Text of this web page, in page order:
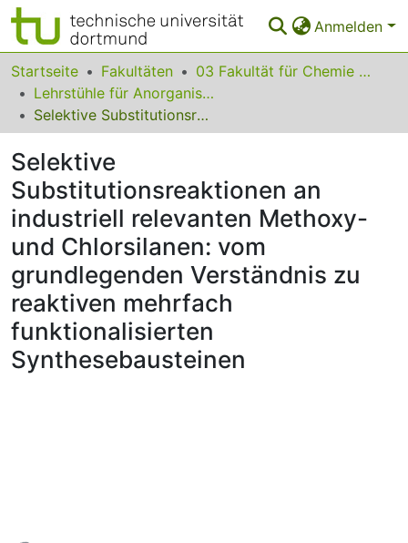
Anmelden
Bereiche & Sammlungen
Das gesamte Repositorium
FAQ
Leitlinien
Zurück zur Startseite
Startseite Fakultäten
03 Fakultät für Chemie und Chemische Biologie
Lehrstühle für Anorganische Chemie
Selektive Substitutionsreaktionen an industriell relevanten Methoxy- und Chlorsilanen: vom grundlegenden Verständnis zu reaktiven mehrfach funktionalisierten Synthesebausteinen
Selektive
Substitutionsreaktionen an
industriell relevanten Methoxy-
und Chlorsilanen: vom
grundlegenden Verständnis zu
reaktiven mehrfach
funktionalisierten
Synthesebausteinen